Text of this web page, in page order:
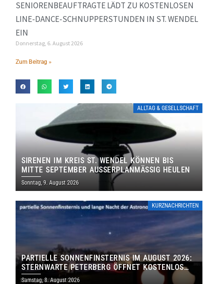
SENIORENBEAUFTRAGTE LÄDT ZU KOSTENLOSEN
LINE-DANCE-SCHNUPPERSTUNDEN IN ST. WENDEL
EIN
Donnerstag, 6. August 2026
Zum Beitrag »
ALLTAG & GESELLSCHAFT
SIRENEN IM KREIS ST. WENDEL KÖNNEN BIS
MITTE SEPTEMBER AUSSERPLANMÄSSIG HEULEN
Sonntag, 9. August 2026
KURZNACHRICHTEN
PARTIELLE SONNENFINSTERNIS IM AUGUST 2026:
STERNWARTE PETERBERG ÖFFNET KOSTENLOS
IHRE TORE
Samstag, 8. August 2026